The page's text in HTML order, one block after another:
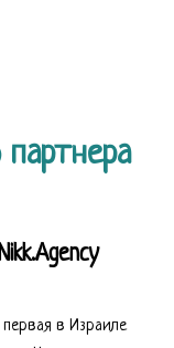
в Израиле